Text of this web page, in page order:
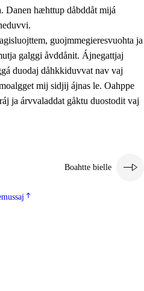
Danen hæhttup dåbddåt mijá
guojmmegieresvuohta ja
galggi åvddånit. Ájnegattjaj
duodaj dåhkkiduvvat nav vaj
mij sidjij ájnas le. Oahppe
ja árvvaladdat gåktu duostodit vaj
Boahtte bielle